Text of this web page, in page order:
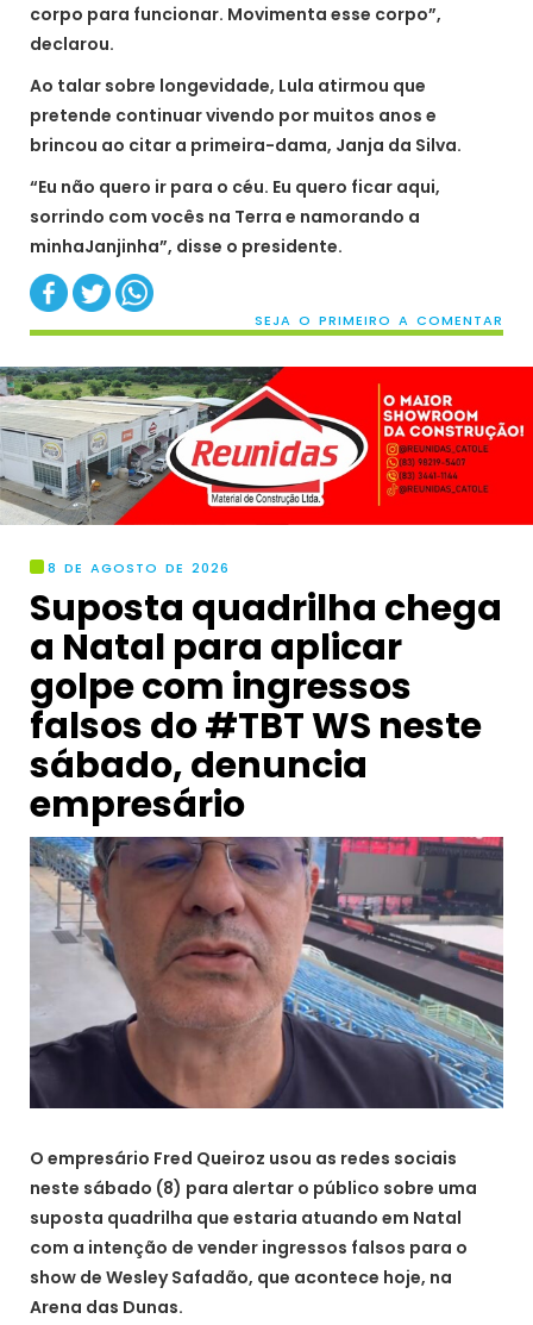
corpo para funcionar. Movimenta esse corpo”,
declarou.
Ao talar sobre longevidade, Lula atirmou que
pretende continuar vivendo por muitos anos e
brincou ao citar a primeira-dama, Janja da Silva.
“Eu não quero ir para o céu. Eu quero ficar aqui,
sorrindo com vocês na Terra e namorando a
minhaJanjinha”, disse o presidente.
SEJA O PRIMEIRO A COMENTAR
8 DE AGOSTO DE 2026
Suposta quadrilha chega
a Natal para aplicar
golpe com ingressos
falsos do #TBT WS neste
sábado, denuncia
empresário
O empresário Fred Queiroz usou as redes sociais
neste sábado (8) para alertar o público sobre uma
suposta quadrilha que estaria atuando em Natal
com a intenção de vender ingressos falsos para o
show de Wesley Safadão, que acontece hoje, na
Arena das Dunas.